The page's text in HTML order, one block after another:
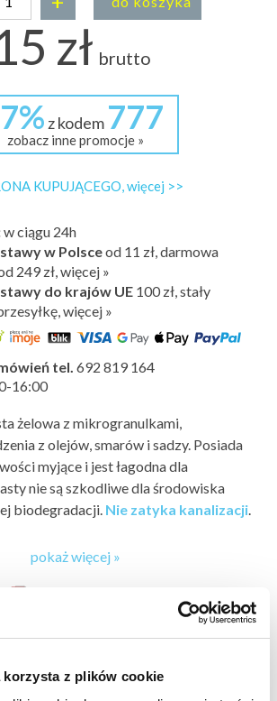
korzysta z plików cookie
zł brutto
z kodem 777
zobacz inne promocje »
KUPUJĄCEGO, więcej >>
w ciągu 24h
w Polsceod 11 zł, darmowa
249 zł, więcej »
do krajów UE 100 zł, stały
więcej »
tel. 692 819 164
16:00
żelowa z mikrogranulkami,
z olejów, smarów i sadzy. Posiada
myjące i jest łagodna dla
nie są szkodliwe dla środowiska
biodegradacji. Nie zatyka kanalizacji.
suche ręce , czas rozcierania uzależnić od
Spłukać wodą.
/ magazynowanie
pokaż więcej »
karta bezpieczeństwa
CHEM
(7)